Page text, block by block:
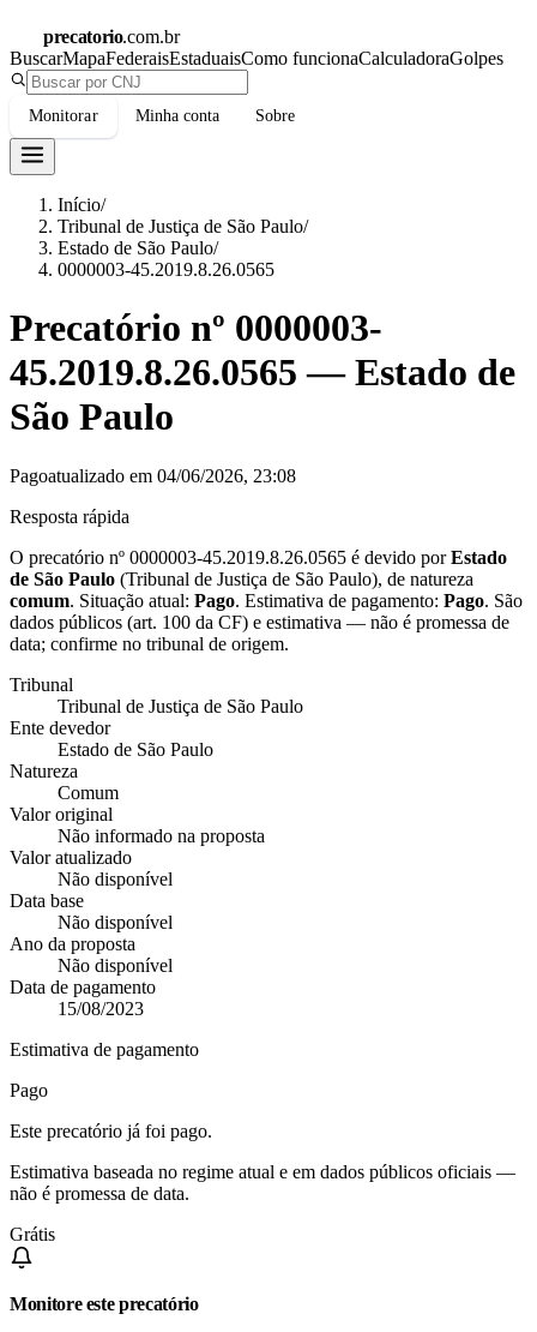
precatorio.com.br
BuscarMapaFederaisEstaduaisComo funcionaCalculadoraGolpes
Monitorar Minha conta Sobre
Início/
Tribunal de Justiça de São Paulo/
Estado de São Paulo/
0000003-45.2019.8.26.0565
Precatório nº 0000003-
45.2019.8.26.0565 —Estado de
São Paulo
Pagoatualizado em 04/06/2026, 23:08
Resposta rápida
O precatório nº 0000003-45.2019.8.26.0565 é devido porEstado
de São Paulo (Tribunal de Justiça de São Paulo), de natureza
comum. Situação atual: Pago. Estimativa de pagamento: Pago. São
dados públicos (art. 100 da CF) e estimativa — não é promessa de
data; confirme no tribunal de origem.
Tribunal
Tribunal de Justiça de São Paulo
Ente devedor
Estado de São Paulo
Natureza
Comum
Valor original
Não informado na proposta
Valor atualizado
Não disponível
Data base
Não disponível
Ano da proposta
Não disponível
Data de pagamento
15/08/2023
Estimativa de pagamento
Pago
Este precatório já foi pago.
Estimativa baseada no regime atual e em dados públicos oficiais —
não é promessa de data.
Grátis
Monitore este precatório